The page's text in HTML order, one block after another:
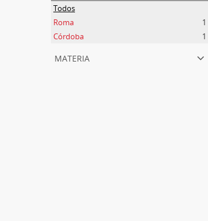
Todos
Roma
1
Córdoba
1
materia